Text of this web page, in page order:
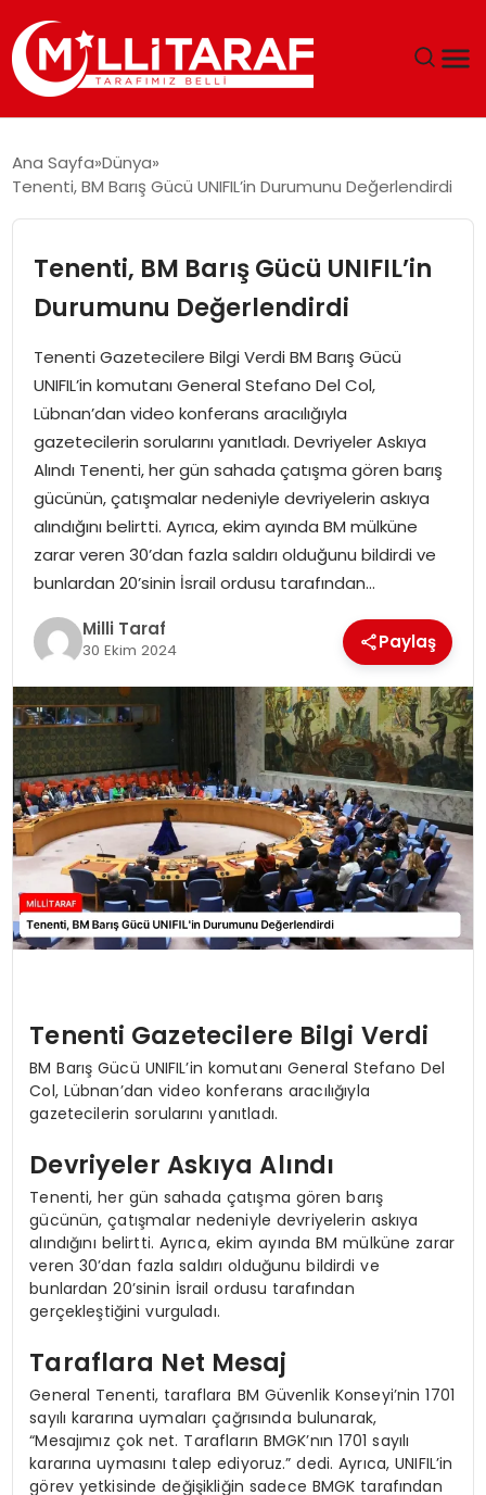
ÖZEL SAYFALAR
TEKNOLOJI
EKONOMI
SPOR
SIYASET
MAGAZIN
Ana Sayfa Dünya
Tenenti, BM Barış Gücü UNIFIL’in Durumunu Değerlendirdi
Tenenti, BM Barış Gücü UNIFIL’in
Durumunu Değerlendirdi
Tenenti Gazetecilere Bilgi Verdi BM Barış Gücü
UNIFIL’in komutanı General Stefano Del Col,
Lübnan’dan video konferans aracılığıyla
gazetecilerin sorularını yanıtladı. Devriyeler Askıya
Alındı Tenenti, her gün sahada çatışma gören barış
gücünün, çatışmalar nedeniyle devriyelerin askıya
alındığını belirtti. Ayrıca, ekim ayında BM mülküne
zarar veren 30’dan fazla saldırı olduğunu bildirdi ve
bunlardan 20’sinin İsrail ordusu tarafından…
Milli Taraf
30 Ekim 2024 Paylaş
Tenenti Gazetecilere Bilgi Verdi
BM Barış Gücü UNIFIL’in komutanı General Stefano Del
Col, Lübnan’dan video konferans aracılığıyla
gazetecilerin sorularını yanıtladı.
Devriyeler Askıya Alındı
Tenenti, her gün sahada çatışma gören barış
gücünün, çatışmalar nedeniyle devriyelerin askıya
alındığını belirtti. Ayrıca, ekim ayında BM mülküne zarar
veren 30’dan fazla saldırı olduğunu bildirdi ve
bunlardan 20’sinin İsrail ordusu tarafından
gerçekleştiğini vurguladı.
Taraflara Net Mesaj
General Tenenti, taraflara BM Güvenlik Konseyi’nin 1701
sayılı kararına uymaları çağrısında bulunarak,
“Mesajımız çok net. Tarafların BMGK’nın 1701 sayılı
kararına uymasını talep ediyoruz.” dedi. Ayrıca, UNIFIL’in
görev yetkisinde değişikliğin sadece BMGK tarafından